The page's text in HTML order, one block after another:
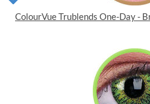
ColourVue Trublends One-Day -